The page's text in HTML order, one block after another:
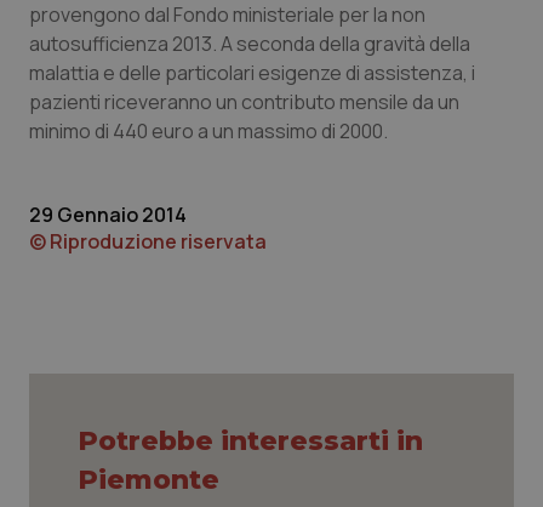
Professionisti Sanitari.AI
Abruzzo
Basilicata
Calabria
Lazio
QS Pro Gold
Artrite & artrosi
Asma & BPCO
Diabete & glucometri
QS Club Newsletter
provengono dal Fondo ministeriale per la non
autosufficienza 2013. A seconda della gravità della
malattia e delle particolari esigenze di assistenza, i
pazienti riceveranno un contributo mensile da un
minimo di 440 euro a un massimo di 2000.
29 Gennaio 2014
© Riproduzione riservata
Potrebbe interessarti in
Piemonte